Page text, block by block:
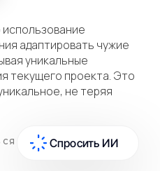
адаптировать чужие
уникальные
текущего проекта. Это
не теряя